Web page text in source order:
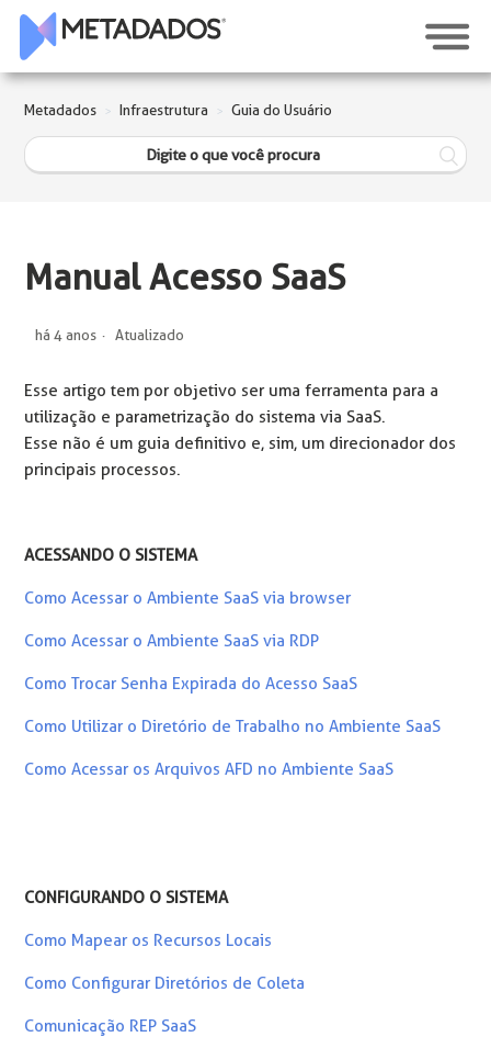
Metadados Infraestrutura Guia do Usuário
Manual Acesso SaaS
há 4 anos Atualizado
Esse artigo tem por objetivo ser uma ferramenta para a
utilização e parametrização do sistema via SaaS.
Esse não é um guia definitivo e, sim, um direcionador dos
principais processos.
ACESSANDO O SISTEMA
Como Acessar o Ambiente SaaS via browser
Como Acessar o Ambiente SaaS via RDP
Como Trocar Senha Expirada do Acesso SaaS
Como Utilizar o Diretório de Trabalho no Ambiente SaaS
Como Acessar os Arquivos AFD no Ambiente SaaS
CONFIGURANDO O SISTEMA
Como Mapear os Recursos Locais
Como Configurar Diretórios de Coleta
Comunicação REP SaaS